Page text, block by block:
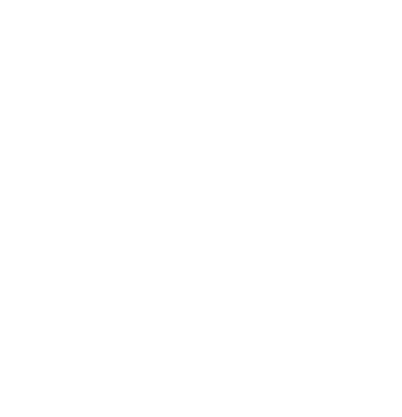
trifft auf präzise Handwerkskunst